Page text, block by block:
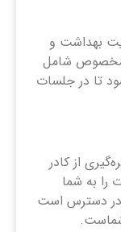
بهداشت و
مخصوص شامل
تا در جلسات
از کادر
را به شما
در دسترس است